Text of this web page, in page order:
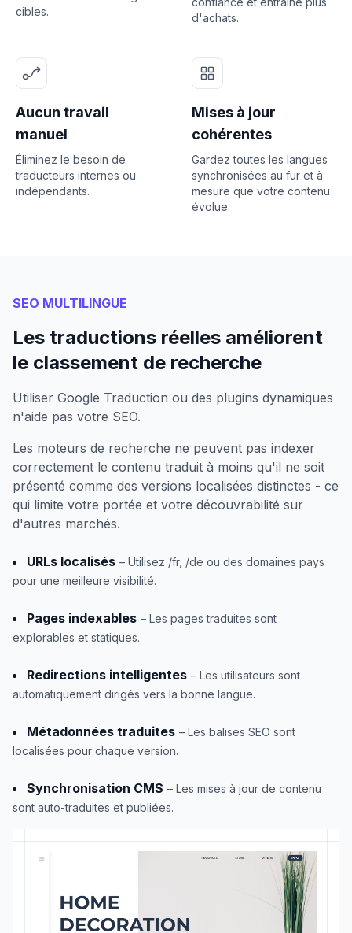
cibles.
d'achats.
Aucun travail
manuel
Éliminez le besoin de
traducteurs internes ou
indépendants.
Mises à jour
cohérentes
Gardez toutes les langues
synchronisées au fur et à
mesure que votre contenu
évolue.
SEO MULTILINGUE
Les traductions réelles améliorent
le classement de recherche
Utiliser Google Traduction ou des plugins dynamiques
n'aide pas votre SEO.
Les moteurs de recherche ne peuvent pas indexer
correctement le contenu traduit à moins qu'il ne soit
présenté comme des versions localisées distinctes - ce
qui limite votre portée et votre découvrabilité sur
d'autres marchés.
URLs localisés – Utilisez /fr, /de ou des domaines pays
pour une meilleure visibilité.
Pages indexables – Les pages traduites sont
explorables et statiques.
Redirections intelligentes – Les utilisateurs sont
automatiquement dirigés vers la bonne langue.
Métadonnées traduites – Les balises SEO sont
localisées pour chaque version.
Synchronisation CMS – Les mises à jour de contenu
sont auto-traduites et publiées.